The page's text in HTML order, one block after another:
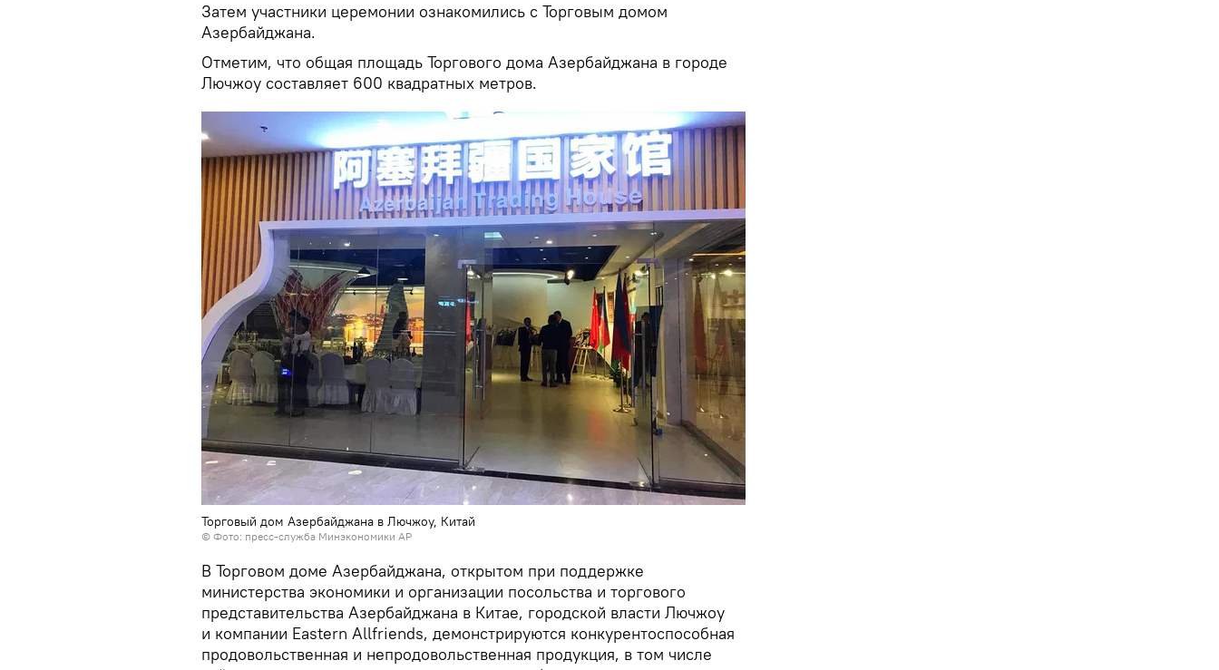
Затем участники церемонии ознакомились с Торговым домом
Азербайджана.
Отметим, что общая площадь Торгового дома Азербайджана в городе
Лючжоу составляет 600 квадратных метров.
Торговый дом Азербайджана в Лючжоу, Китай
© Фото: пресс-служба Минэкономики АР
В Торговом доме Азербайджана, открытом при поддержке
министерства экономики и организации посольства и торгового
представительства Азербайджана в Китае, городской власти Лючжоу
и компании Eastern Allfriends, демонстрируются конкурентоспособная
продовольственная и непродовольственная продукция, в том числе